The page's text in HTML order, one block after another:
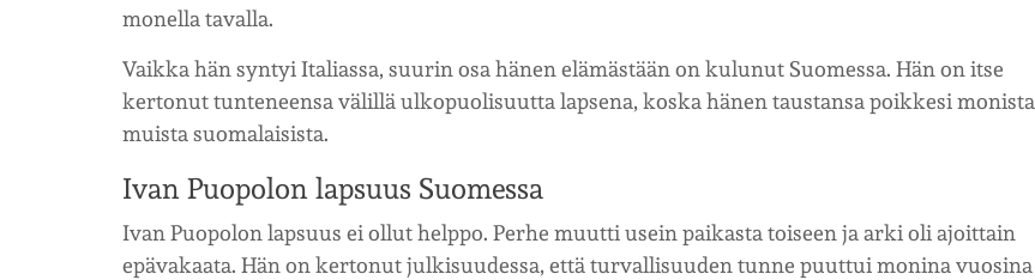
monella tavalla.
Vaikka hän syntyi Italiassa, suurin osa hänen elämästään on kulunut Suomessa. Hän on itse
kertonut tunteneensa välillä ulkopuolisuutta lapsena, koska hänen taustansa poikkesi monista
muista suomalaisista.
Ivan Puopolon lapsuus Suomessa
Ivan Puopolon lapsuus ei ollut helppo. Perhe muutti usein paikasta toiseen ja arki oli ajoittain
epävakaata. Hän on kertonut julkisuudessa, että turvallisuuden tunne puuttui monina vuosina